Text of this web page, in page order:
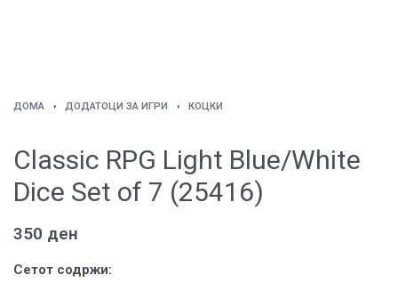
ДОМА › ДОДАТОЦИ ЗА ИГРИ › КОЦКИ
Classic RPG Light Blue/White
Dice Set of 7 (25416)
350 ден
Сетот содржи: